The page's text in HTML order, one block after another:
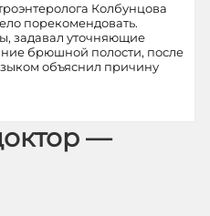
Колбунцова
порекомендовать.
задавал уточняющие
брюшной полости, после
объяснил причину
—